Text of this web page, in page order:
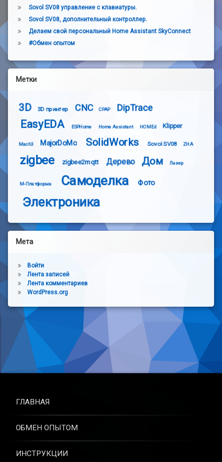
Sovol SV08 управление с клавиатуры.
Sovol SV08, дополнительный контроллер.
Делаем свой персональный Home Assistant SkyConnect
#Обмен опытом
Метки
3D 3D принтер CNC CPAP DipTrace
EasyEDA ESPHome Home Assistant HOMEd Klipper
Mach3 MajorDoMo SolidWorks Sovol SV08 ZHA
zigbee zigbee2mqtt Дерево Дом Лазер
М-Платформа Самоделка Фото
Электроника
Мета
Войти
Лента записей
Лента комментариев
WordPress.org
ГЛАВНАЯ
ОБМЕН ОПЫТОМ
ИНСТРУКЦИИ